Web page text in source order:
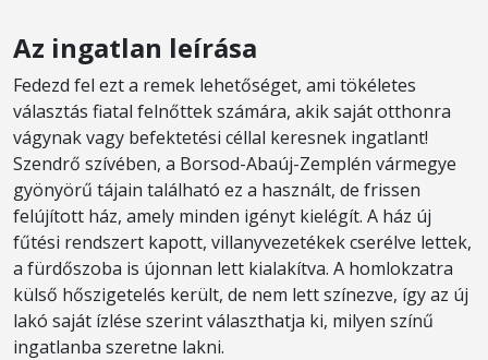
Az ingatlan leírása
Fedezd fel ezt a remek lehetőséget, ami tökéletes
választás fiatal felnőttek számára, akik saját otthonra
vágynak vagy befektetési céllal keresnek ingatlant!
Szendrő szívében, a Borsod-Abaúj-Zemplén vármegye
gyönyörű tájain található ez a használt, de frissen
felújított ház, amely minden igényt kielégít. A ház új
fűtési rendszert kapott, villanyvezetékek cserélve lettek,
a fürdőszoba is újonnan lett kialakítva. A homlokzatra
külső hőszigetelés került, de nem lett színezve, így az új
lakó saját ízlése szerint választhatja ki, milyen színű
ingatlanba szeretne lakni.